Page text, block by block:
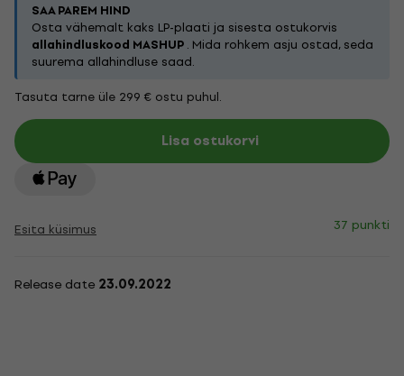
SAA PAREM HIND
Osta vähemalt kaks LP-plaati ja sisesta ostukorvis
allahindluskood MASHUP. Mida rohkem asju ostad, seda
suurema allahindluse saad.
Tasuta tarne üle 299 € ostu puhul.
Lisa ostukorvi
Esita küsimus 37 punkti
Release date 23.09.2022